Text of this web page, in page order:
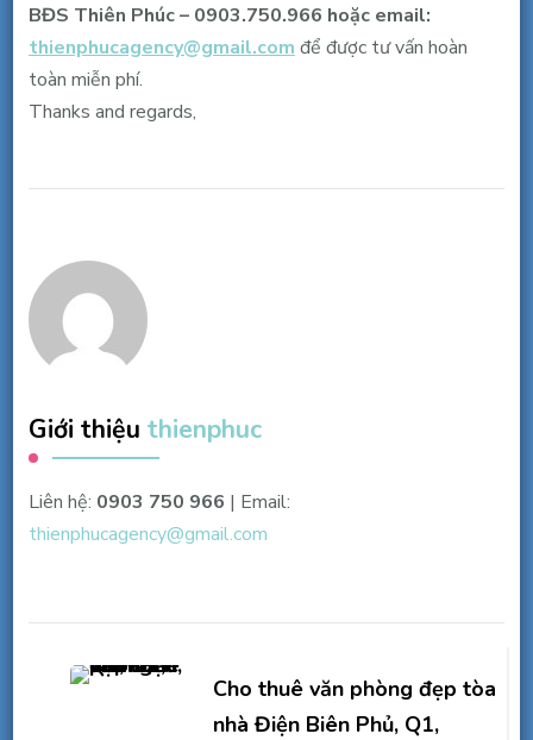
BĐS Thiên Phúc – 0903.750.966 hoặc email:
thienphucagency@gmail.com để được tư vấn hoàn
toàn miễn phí.
Thanks and regards,
Giới thiệu thienphuc
Liên hệ: 0903 750 966 | Email:
thienphucagency@gmail.com
hướng
Cho thuê văn phòng đẹp tòa
nhà Điện Biên Phủ, Q1,